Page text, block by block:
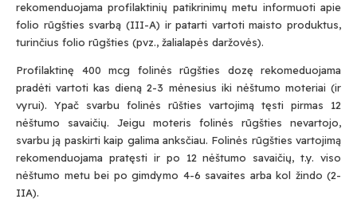
rekomenduojama profilaktinių patikrinimų metu informuoti apie
folio rūgšties svarbą (III-A) ir patarti vartoti maisto produktus,
turinčius folio rūgšties (pvz., žalialapės daržovės).
Profilaktinę 400 mcg folinės rūgšties dozę rekomeduojama
pradėti vartoti kas dieną 2-3 mėnesius iki nėštumo moteriai (ir
vyrui). Ypač svarbu folinės rūšties vartojimą tęsti pirmas 12
nėštumo savaičių. Jeigu moteris folinės rūgšties nevartojo,
svarbu ją paskirti kaip galima anksčiau. Folinės rūgšties vartojimą
rekomenduojama pratęsti ir po 12 nėštumo savaičių, t.y. viso
nėštumo metu bei po gimdymo 4-6 savaites arba kol žindo (2-
IIA).